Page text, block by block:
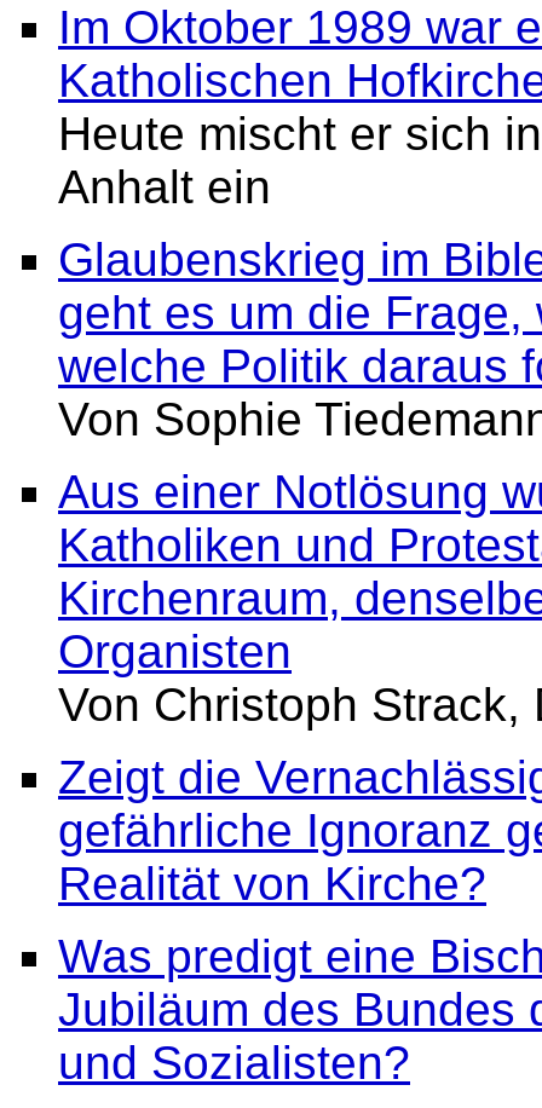
Im Oktober 1989 war
Katholischen
Heute mischt er sich
Anhalt ein
Glaubenskrieg im
geht es um die
welche Politik daraus
Von Sophie
Aus einer Notlösung
Katholiken und
Kirchenraum,
Organisten
Von Christoph Strack,
Zeigt die
gefährliche Ignoranz
Realität von Kirche?
Was predigt eine
Jubiläum des Bundes
und Sozialisten?